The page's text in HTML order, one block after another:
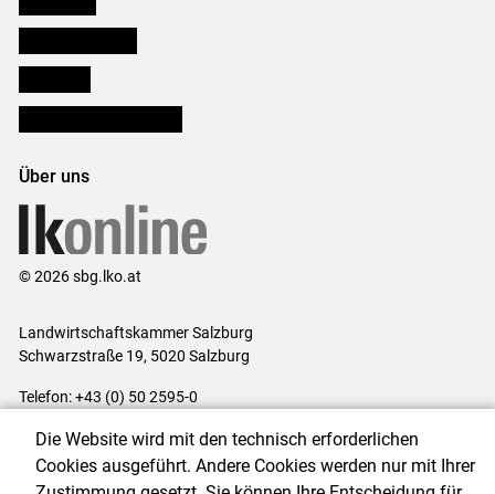
Über uns
© 2026 sbg.lko.at
Landwirtschaftskammer Salzburg
Schwarzstraße 19, 5020 Salzburg
Telefon: +43 (0) 50 2595-0
Impressum|Kontakt|Datenschutzerklärung|Barrierefreiheit|
Cookie-Einstellungen
Die Website wird mit den technisch erforderlichen
Cookies ausgeführt. Andere Cookies werden nur mit Ihrer